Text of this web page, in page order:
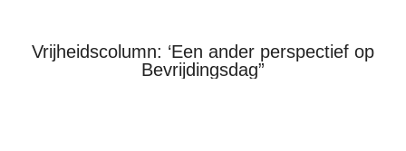
Vrijheidscolumn: ‘Een ander perspectief op
Bevrijdingsdag”